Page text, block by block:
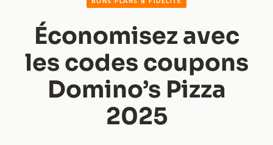
Économisez avec
les codes coupons
Domino’s Pizza
2025